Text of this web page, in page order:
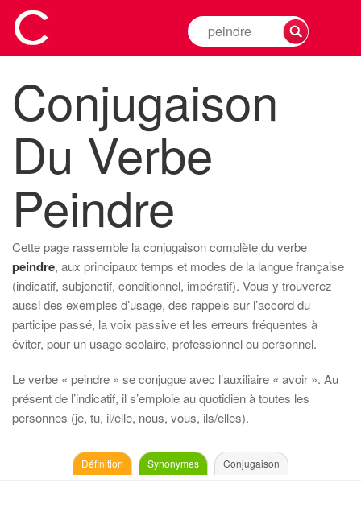
Rechercher
la
d'un
verbe
Conjugaison
Du Verbe
Peindre
Cette page rassemble la conjugaison complète du verbe
peindre, aux principaux temps et modes de la langue française
(indicatif, subjonctif, conditionnel, impératif). Vous y trouverez
aussi des exemples d’usage, des rappels sur l’accord du
participe passé, la voix passive et les erreurs fréquentes à
éviter, pour un usage scolaire, professionnel ou personnel.
Le verbe « peindre » se conjugue avec l’auxiliaire « avoir ». Au
présent de l’indicatif, il s’emploie au quotidien à toutes les
personnes (je, tu, il/elle, nous, vous, ils/elles).
Définition Synonymes Conjugaison